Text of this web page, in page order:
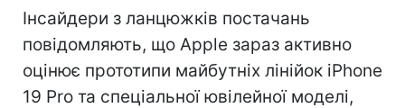
Інсайдери з ланцюжків постачань
повідомляють, що Apple зараз активно
оцінює прототипи майбутніх лінійок iPhone
19 Pro та спеціальної ювілейної моделі,